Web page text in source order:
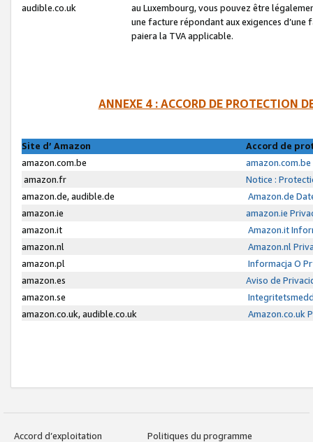
audible.co.uk
au Luxembourg, vous pouvez être
une facture répondant aux exigences
paiera la TVA applicable.
ANNEXE 4 : ACCORD DE PROTECTION
Site d’ Amazon
Accord de
amazon.com.be
amazon.fr
Notice :
amazon.de, audible.de
Amazon.de
amazon.ie
amazon.ie
amazon.it
Amazon.it
amazon.nl
Amazon.nl
amazon.pl
Informacja O
amazon.es
Aviso de
amazon.se
amazon.co.uk, audible.co.uk
Amazon.co.uk
Accord d’exploitation
Politiques du programme